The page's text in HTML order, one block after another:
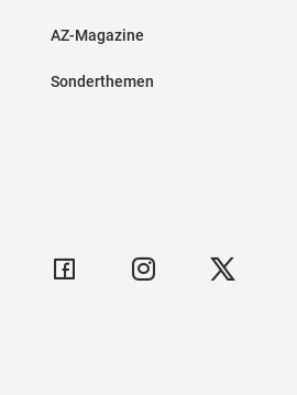
AZ-Magazine
Sonderthemen